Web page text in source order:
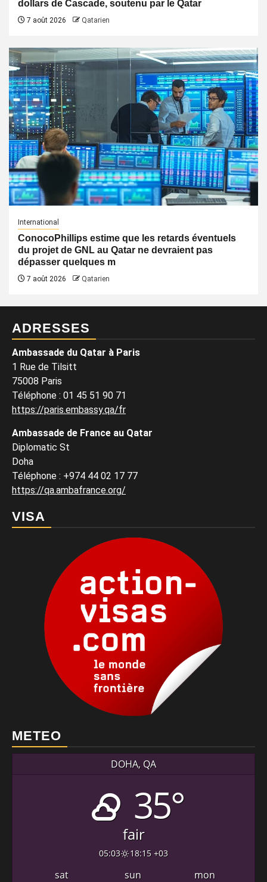
dollars de Cascade, soutenu par le Qatar
7 août 2026 Qatarien
International
ConocoPhillips estime que les retards éventuels
du projet de GNL au Qatar ne devraient pas
dépasser quelques m
7 août 2026 Qatarien
ADRESSES
Ambassade du Qatar à Paris
1 Rue de Tilsitt
75008 Paris
Téléphone : 01 45 51 90 71
https://paris.embassy.qa/fr
Ambassade de France au Qatar
Diplomatic St
Doha
Téléphone : +974 44 02 17 77
https://qa.ambafrance.org/
VISA
METEO
DOHA, QA
35°
fair
05:03 18:15 +03
sat sun mon